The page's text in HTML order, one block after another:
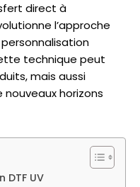
direct à
l’approche
technique peut
mais aussi
horizons
DTF UV